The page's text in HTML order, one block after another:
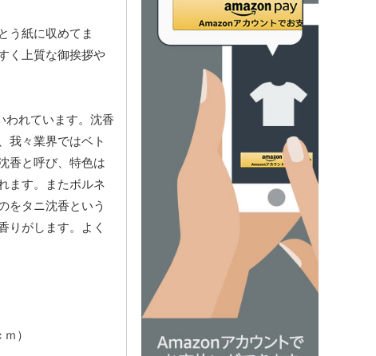
う紙に収めてま
く上質な御挨拶や
われています。沈香
我々業界ではベト
香と呼び、特色は
ます。またボルネ
をタニ沈香という
りがします。よく
）